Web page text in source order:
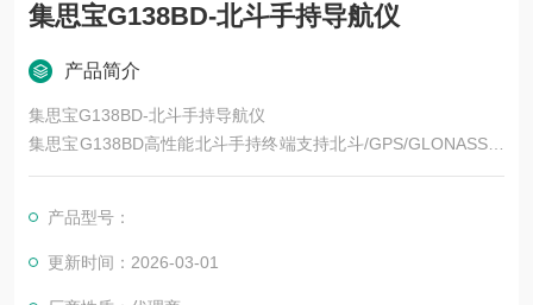
集思宝G138BD-北斗手持导航仪
产品简介
集思宝G138BD-北斗手持导航仪
集思宝G138BD高性能北斗手持终端支持北斗/GPS/GLONASS三
大卫星系统，智能导航地图，支持等高线加载，工业三防设计，
产品型号：
更新时间：2026-03-01